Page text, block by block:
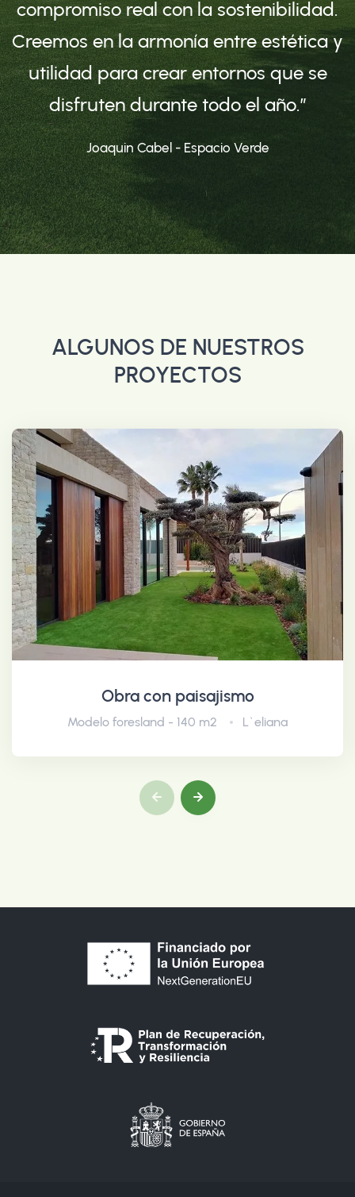
compromiso real con la sostenibilidad.
Creemos en la armonía entre estética y
utilidad para crear entornos que se
disfruten durante todo el año.”
Joaquin Cabel - Espacio Verde
ALGUNOS DE NUESTROS
PROYECTOS
Obra con paisajismo
Modelo foresland - 140 m2 L`eliana